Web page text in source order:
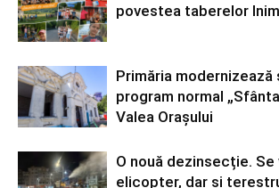
povestea taberelor
Primăria modernizează
program normal
Valea Orașului
O nouă dezinsecție. Se
elicopter, dar și